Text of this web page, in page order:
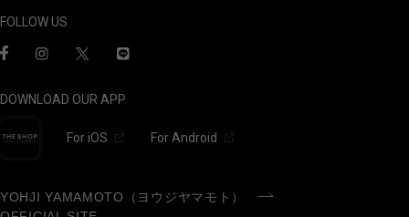
FOLLOW US
DOWNLOAD OUR APP
For iOS For Android
YOHJI YAMAMOTO（ヨウジヤマモト）